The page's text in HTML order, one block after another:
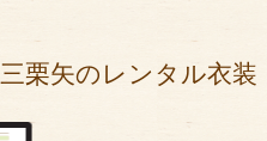
三栗矢のレンタル衣装